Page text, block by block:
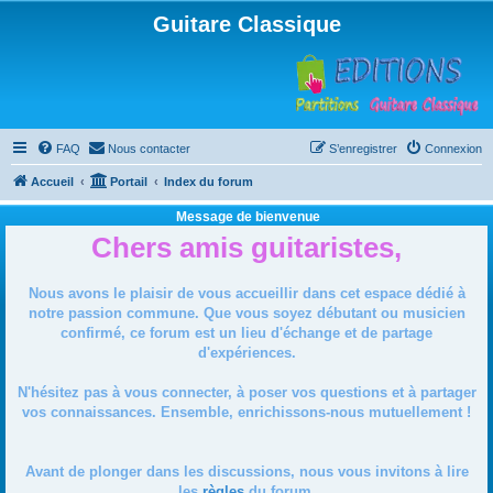
Guitare Classique
FAQ Nous contacter Connexion
S’enregistrer
Accueil Portail Index du forum
Message de bienvenue
Chers amis guitaristes,
Nous avons le plaisir de vous accueillir dans cet espace dédié à
notre passion commune. Que vous soyez débutant ou musicien
confirmé, ce forum est un lieu d'échange et de partage
d'expériences.
N'hésitez pas à vous connecter, à poser vos questions et à partager
vos connaissances. Ensemble, enrichissons-nous mutuellement !
Avant de plonger dans les discussions, nous vous invitons à lire